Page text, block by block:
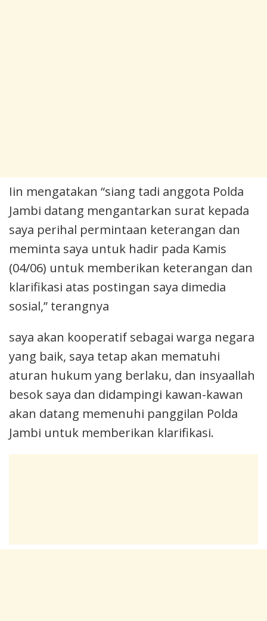
Iin mengatakan “siang tadi anggota Polda
Jambi datang mengantarkan surat kepada
saya perihal permintaan keterangan dan
meminta saya untuk hadir pada Kamis
(04/06) untuk memberikan keterangan dan
klarifikasi atas postingan saya dimedia
sosial,” terangnya
saya akan kooperatif sebagai warga negara
yang baik, saya tetap akan mematuhi
aturan hukum yang berlaku, dan insyaallah
besok saya dan didampingi kawan-kawan
akan datang memenuhi panggilan Polda
Jambi untuk memberikan klarifikasi.